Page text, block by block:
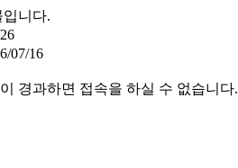
니다.
07/16
경과하면 접속을 하실 수 없습니다.